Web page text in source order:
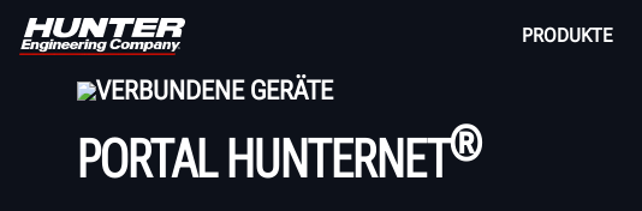
PRODUKTE
VERBUNDENE GERÄTE
PORTAL HUNTERNET®